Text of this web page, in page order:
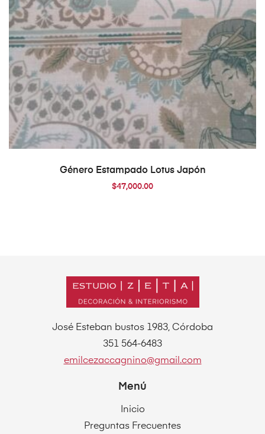
AÑADIR AL CARRITO
Género Estampado Lotus Japón
$47,000.00
José Esteban bustos 1983, Córdoba
351 564-6483
emilcezaccagnino@gmail.com
Menú
Inicio
Preguntas Frecuentes